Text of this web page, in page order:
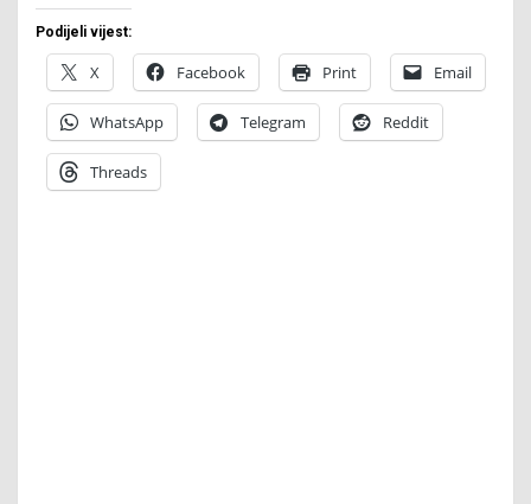
Podijeli vijest:
X Facebook Print Email
WhatsApp Telegram Reddit
Threads